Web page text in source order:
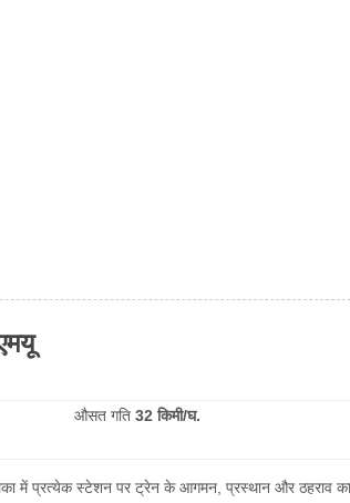
औसत गति 32 किमी/घ.
में प्रत्येक स्टेशन पर ट्रेन के आगमन, प्रस्थान और ठहराव का